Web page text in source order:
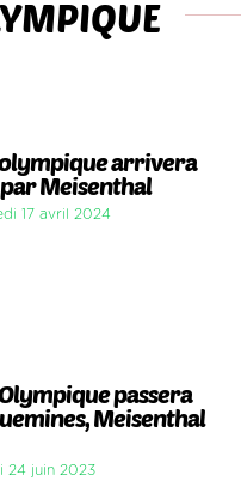
arrivera
Meisenthal
17 avril 2024
passera
Meisenthal
24 juin 2023